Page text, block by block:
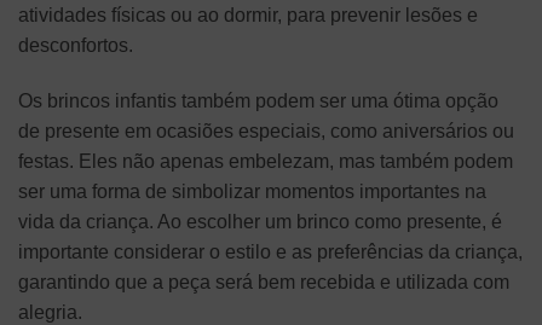
atividades físicas ou ao dormir, para prevenir lesões e
desconfortos.
Os brincos infantis também podem ser uma ótima opção
de presente em ocasiões especiais, como aniversários ou
festas. Eles não apenas embelezam, mas também podem
ser uma forma de simbolizar momentos importantes na
vida da criança. Ao escolher um brinco como presente, é
importante considerar o estilo e as preferências da criança,
garantindo que a peça será bem recebida e utilizada com
alegria.